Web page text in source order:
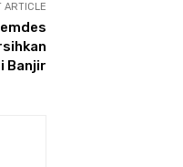
ARTICLE
Banjir